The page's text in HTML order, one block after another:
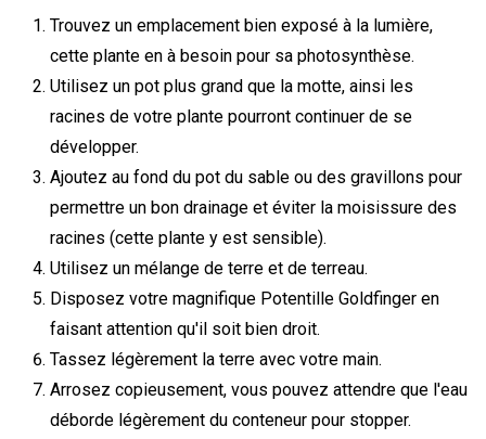
Trouvez un emplacement bien exposé à la lumière,
cette plante en à besoin pour sa photosynthèse.
Utilisez un pot plus grand que la motte, ainsi les
racines de votre plante pourront continuer de se
développer.
Ajoutez au fond du pot du sable ou des gravillons pour
permettre un bon drainage et éviter la moisissure des
racines (cette plante y est sensible).
Utilisez un mélange de terre et de terreau.
Disposez votre magnifique Potentille Goldfinger en
faisant attention qu'il soit bien droit.
Tassez légèrement la terre avec votre main.
Arrosez copieusement, vous pouvez attendre que l'eau
déborde légèrement du conteneur pour stopper.